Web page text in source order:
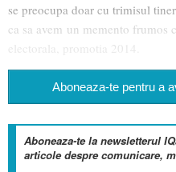
se preocupa doar cu trimisul
ca sa avem un memento frumos
electorala, promotia 2014.
Aboneaza-te pentru a
Aboneaza-te la newsletterul
articole despre comunicare,